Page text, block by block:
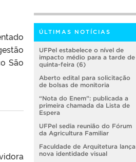
São
ÚLTIMAS NOTÍCIAS
UFPel estabelece o nível de
impacto médio para a tarde de
quinta-feira (6)
Aberto edital para solicitação
de bolsas de monitoria
“Nota do Enem”: publicada a
primeira chamada da Lista de
Espera
UFPel sedia reunião do Fórum
da Agricultura Familiar
Faculdade de Arquitetura lança
nova identidade visual